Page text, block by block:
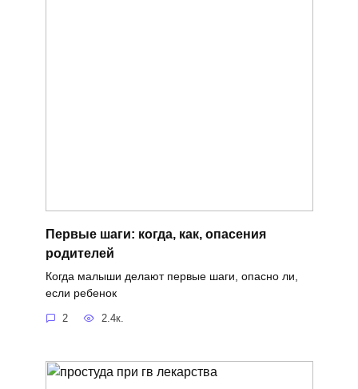
Первые шаги: когда, как, опасения
родителей
Когда малыши делают первые шаги, опасно ли,
если ребенок
2 2.4к.